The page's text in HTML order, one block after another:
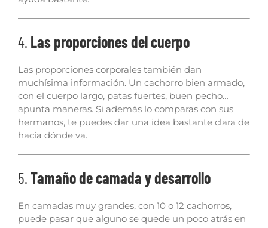
4. Las proporciones del cuerpo
Las proporciones corporales también dan
muchísima información. Un cachorro bien armado,
con el cuerpo largo, patas fuertes, buen pecho…
apunta maneras. Si además lo comparas con sus
hermanos, te puedes dar una idea bastante clara de
hacia dónde va.
5.Tamaño de camada y desarrollo
En camadas muy grandes, con 10 o 12 cachorros,
puede pasar que alguno se quede un poco atrás en